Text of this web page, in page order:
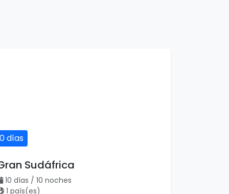
días
Sudáfrica
10 días / 10 noches
1 país(es)